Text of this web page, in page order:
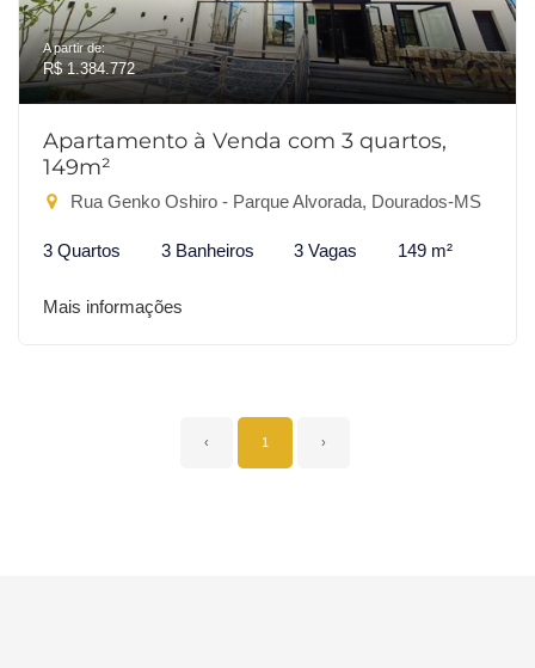
A partir de:
R$ 1.384.772
Apartamento à Venda com 3 quartos,
149m²
Rua Genko Oshiro - Parque Alvorada, Dourados-MS
3 Quartos 3 Banheiros 3 Vagas 149 m²
Mais informações
‹ 1 ›